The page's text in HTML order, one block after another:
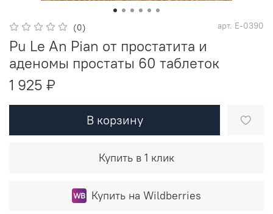
(0) арт. E-0390
Pu Le An Pian от простатита и
аденомы простаты 60 таблеток
1 925 ₽
В корзину
Купить в 1 клик
Купить на Wildberries